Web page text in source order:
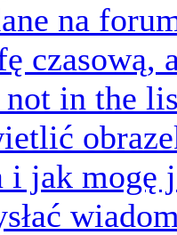
na
czasową,
not in the
i jak mogę